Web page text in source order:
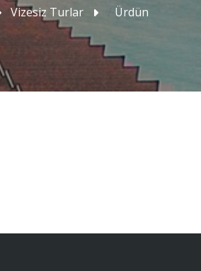
Vizesiz Turlar Ürdün